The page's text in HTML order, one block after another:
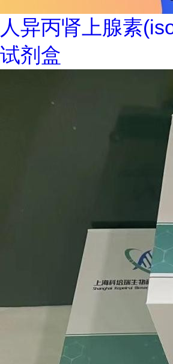
人异丙肾上腺素
试剂盒